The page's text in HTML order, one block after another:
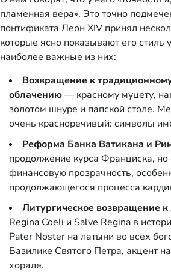
пламенная вера». Это точно
понтификата Леон XIV принял
которые ясно показывают его стиль
наиболее важные из них:
Возвращение к
облачению— красному муцету,
золотом шнуре и папской столе.
очень красноречивый: символы
Реформа Банка Ватикана и
продолжение курса Франциска,
финансовую прозрачность,
продолжающегося процесса
Литургическое возвращение
Regina Coeli и Salve Regina в
Pater Noster на латыни во всех
Базилике Святого Петра, акцент
хорале.